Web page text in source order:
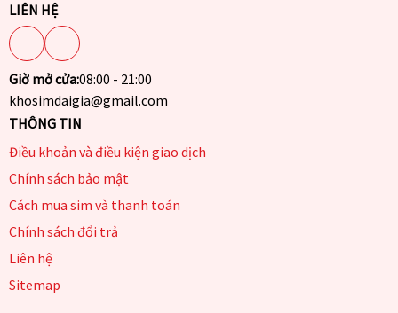
LIÊN HỆ
Giờ mở cửa:08:00 - 21:00
khosimdaigia@gmail.com
THÔNG TIN
Điều khoản và điều kiện giao dịch
Chính sách bảo mật
Cách mua sim và thanh toán
Chính sách đổi trả
Liên hệ
Sitemap